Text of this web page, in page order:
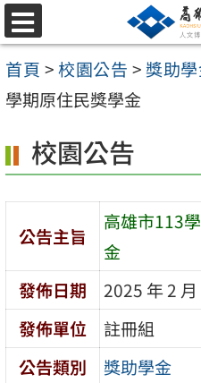
跳
至
主
要
容
區
選
單
首頁 >校園公告 > 獎助
學期原住民獎學金
校園公告
公告主旨
高雄市113
金
發佈日期
2025 年 2 月
發佈單位
註冊組
公告類別
獎助學金